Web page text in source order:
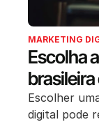
MARKETING
Escolha
Escolher
digital pode